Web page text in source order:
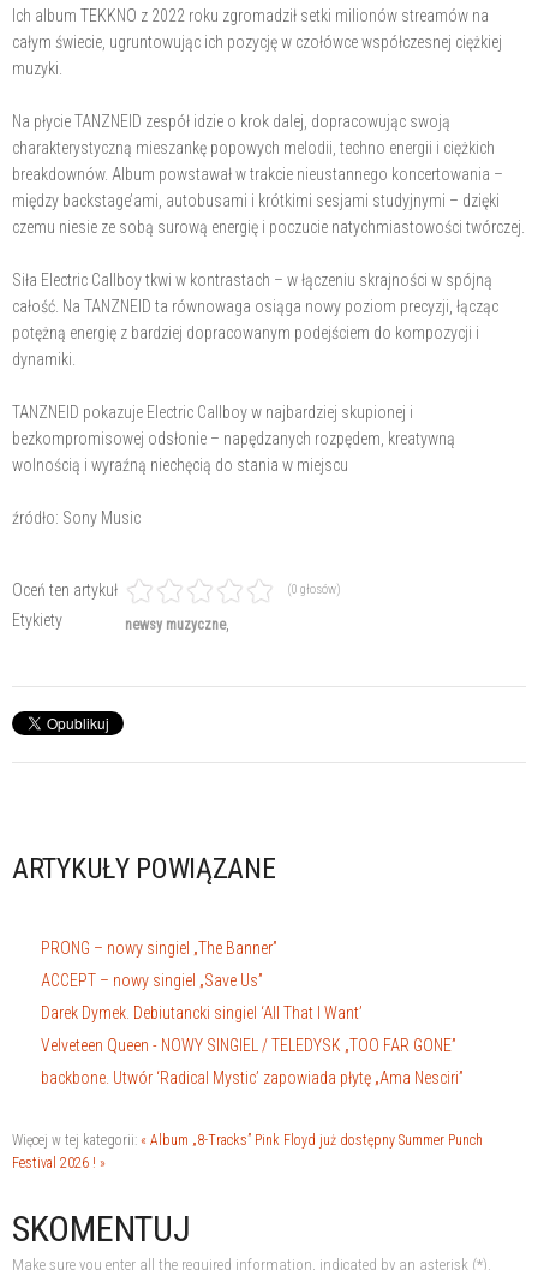
Ich album TEKKNO z 2022 roku zgromadził setki milionów streamów na
całym świecie, ugruntowując ich pozycję w czołówce współczesnej ciężkiej
muzyki.
Na płycie TANZNEID zespół idzie o krok dalej, dopracowując swoją
charakterystyczną mieszankę popowych melodii, techno energii i ciężkich
breakdownów. Album powstawał w trakcie nieustannego koncertowania –
między backstage’ami, autobusami i krótkimi sesjami studyjnymi – dzięki
czemu niesie ze sobą surową energię i poczucie natychmiastowości twórczej.
Siła Electric Callboy tkwi w kontrastach – w łączeniu skrajności w spójną
całość. Na TANZNEID ta równowaga osiąga nowy poziom precyzji, łącząc
potężną energię z bardziej dopracowanym podejściem do kompozycji i
dynamiki.
TANZNEID pokazuje Electric Callboy w najbardziej skupionej i
bezkompromisowej odsłonie – napędzanych rozpędem, kreatywną
wolnością i wyraźną niechęcią do stania w miejscu
źródło: Sony Music
Oceń ten artykuł (0 głosów)
Etykiety newsy muzyczne
ARTYKUŁY POWIĄZANE
PRONG – nowy singiel „The Banner”
ACCEPT – nowy singiel „Save Us”
Darek Dymek. Debiutancki singiel ‘All That I Want’
Velveteen Queen - NOWY SINGIEL / TELEDYSK „TOO FAR GONE”
backbone. Utwór ‘Radical Mystic’ zapowiada płytę „Ama Nesciri”
Więcej w tej kategorii: « Album „8-Tracks” Pink Floyd już dostępny Summer Punch
Festival 2026 ! »
SKOMENTUJ
Make sure you enter all the required information, indicated by an asterisk (*).